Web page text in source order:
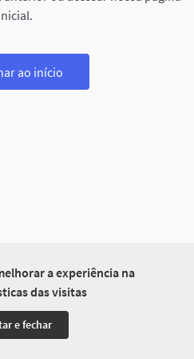
a experiência na
das visitas
e fechar
ao início